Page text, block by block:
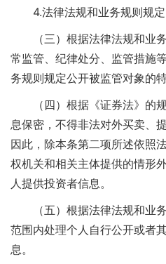
4.法律法规和业务规则规定
（三）根据法律法规和业务
常监管、纪律处分、监管措施
务规则规定公开被监管对象的特
（四）根据《证券法》的规
息保密，不得非法对外买卖、
因此，除本条第二项所述依照
权机关和相关主体提供的情形
人提供投资者信息。
（五）根据法律法规和业务
范围内处理个人自行公开或者
息。